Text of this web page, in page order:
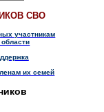
СВО
участникам
их семей